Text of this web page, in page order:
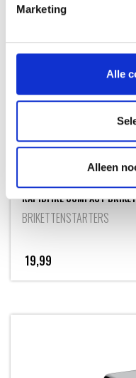
Marketing
Alle
Alleen
RAPIDFIRE COMPACT
BRIKETTENSTARTERS
19,99